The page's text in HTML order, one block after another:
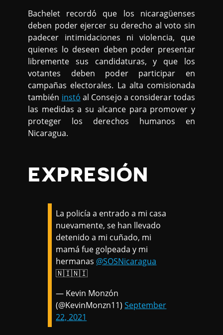
Bachelet recordó que los nicaragüenses
deben poder ejercer su derecho al voto sin
padecer intimidaciones ni violencia, que
quienes lo deseen deben poder presentar
libremente sus candidaturas, y que los
votantes deben poder participar en
campañas electorales. La alta comisionada
también instó al Consejo a considerar todas
las medidas a su alcance para promover y
proteger los derechos humanos en
Nicaragua.
EXPRESIÓN
La policía a entrado a mi casa
nuevamente, se han llevado
detenido a mi cuñado, mi
mamá fue golpeada y mi
hermanas @SOSNicaragua
🇳🇮🇳🇮
— Kevin Monzón
(@KevinMonzn11)September
22, 2021